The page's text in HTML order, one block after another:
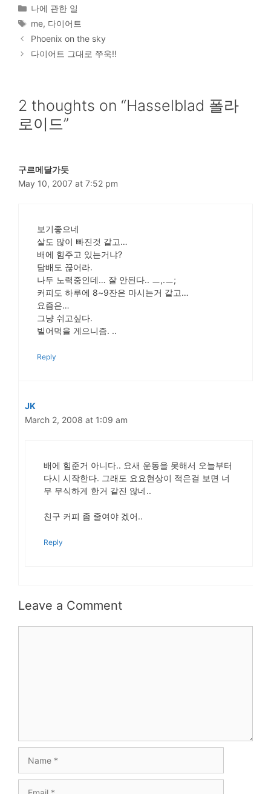
Categories
나에 관한 일
Tags
me, 다이어트
Phoenix on the sky
다이어트 그대로 쭈욱!!
2 thoughts on “Hasselblad 폴라
로이드”
구르메달가듯
May 10, 2007 at 7:52 pm
보기좋으네
살도 많이 빠진것 같고…
배에 힘주고 있는거냐?
담배도 끊어라.
나두 노력중인데… 잘 안된다.. ㅡ,.ㅡ;
커피도 하루에 8~9잔은 마시는거 같고…
요즘은…
그냥 쉬고싶다.
빌어먹을 게으니즘. ..
Reply
JK
March 2, 2008 at 1:09 am
배에 힘준거 아니다.. 요새 운동을 못해서 오늘부터
다시 시작한다. 그래도 요요현상이 적은걸 보면 너
무 무식하게 한거 같진 않네..
친구 커피 좀 줄여야 겠어..
Reply
Leave a Comment